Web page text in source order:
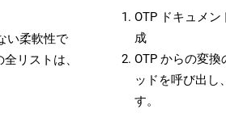
い柔軟性で
リストは、
OTP ドキュメ
成
OTP からの変
ッドを呼び出し
す。